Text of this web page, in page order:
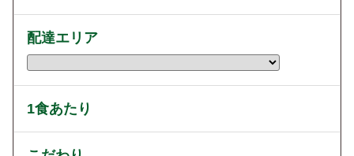
配達エリア
1食あたり